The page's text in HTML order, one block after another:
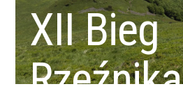
XII Bieg
Rzeźnika